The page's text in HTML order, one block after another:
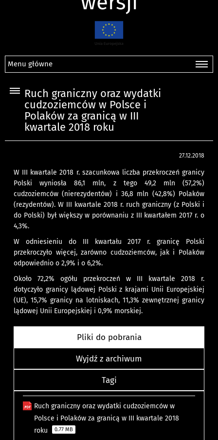
Menu główne
Ruch graniczny oraz wydatki
cudzoziemców w Polsce i
Polaków za granicą w III
kwartale 2018 roku
27.12.2018
W III kwartale 2018 r. szacunkowa liczba przekroczeń granicy
Polski wyniosła 86,1 mln, z tego 49,2 mln (57,2%)
cudzoziemców (nierezydentów) i 36,8 mln (42,8%) Polaków
(rezydentów). W III kwartale 2018 r. ruch graniczny (z Polski i
do Polski) był większy w porównaniu z III kwartałem 2017 r. o
4,3%.
W odniesieniu do III kwartału 2017 r. granicę Polski
przekroczyło więcej, zarówno cudzoziemców, jak i Polaków
odpowiednio o 2,9% i o 6,2%.
Około 72,2% ogółu przekroczeń w III kwartale 2018 r.
dotyczyło granicy lądowej Polski z krajami Unii Europejskiej
(UE), 15,7% granicy na lotniskach, 11,3% zewnętrznej granicy
lądowej Unii Europejskiej i 0,9% morskiej.
Pliki do pobrania
Wyjdź z archiwum
Tagi
Ruch graniczny oraz wydatki cudzoziemców w
Polsce i Polaków za granicą w III kwartale 2018
roku
0.77 MB